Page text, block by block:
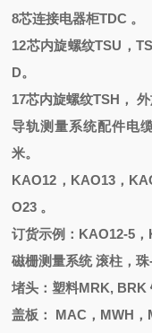
8芯连接电器柜TDC 。
12芯内旋螺纹TSU，
D。
17芯内旋螺纹TSH，
导轨测量系统配件电
米。
KAO12，KAO13，
O23 。
订货示例： KAO12-5，
磁栅测量系统 滚柱，珠
堵头 ：塑料MRK, BRK
盖板：
MAC，MWH，